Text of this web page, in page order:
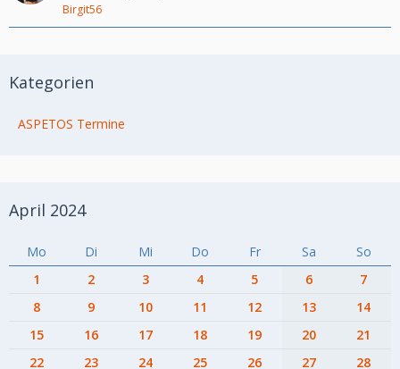
Birgit56
Kategorien
ASPETOS Termine
April 2024
Mo Di Mi Do Fr Sa
So
1
2 3 4 5 6
7
8
9 10 11 12 13
14
15
16 17 18 19 20
21
22
23 24 25 26 27 28